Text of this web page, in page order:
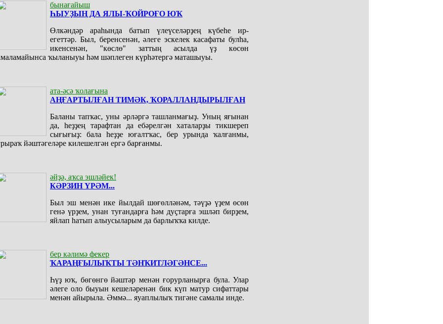
бынағайыш
ҺЫУҘЫҢ ДА ЯЛЫ-ҠОЙРОҒО ЮҠ
Өлкәндәр араһында батып үлеүселәрҙең күбеһе ир-
егеттәр. Был, беренсенән, әлеге эскелек касафаты булһа,
икенсенән, "көслө" заттың асылда үҙ көсөн
ҡыланыуы һәм шәплеген күрһәтергә маташыуы.
ата-әсә ҡолағына
АҢҒАРТЫЛҒАН ТИМӘК, ҠОРАЛЛАНДЫРЫЛҒАН
Баланы тапҡас, уны әрләргә ташланмағыҙ. Уның яғынан
да, һеҙҙең тарафтан да ебәрелгән хаталарҙы тикшереп
сығығыҙ: бала һеҙҙе юғалтҡас, бер урында ҡалғанмы,
йәштәгеләре килешелгән ергә барғанмы.
әйҙә, аҡса эшләйек!
КӘРЗИН ҮРӘМ...
Был эш менән ике йылдай шөғөлләнәм, тәүҙә үҙем өсөн
генә үрҙем, унан туғандарға һәм дуҫтарға эшләп бирҙем,
яйлап һатып алыусыларым да барлыҡҡа килде.
бер кәлимә фекер
ҠАРАҢҒЫЛЫҠТЫ ТӘНҠИТЛӘГӘНСЕ...
Һүҙ юҡ, бөгөнгө йәштәр менән ғорурланырға була. Улар
әлеге оло быуын кешеләренән бик күп матур сифаттары
менән айырыла. Әммә... яуаплылыҡ тигәне самалы инде.